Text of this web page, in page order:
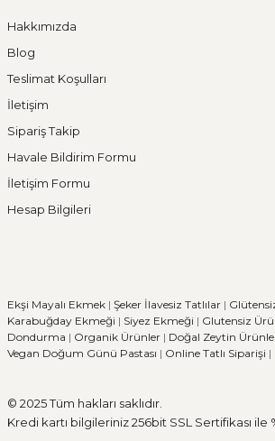
Hakkımızda
Blog
Teslimat Koşulları
İletişim
Sipariş Takip
Havale Bildirim Formu
İletişim Formu
Hesap Bilgileri
Ekşi Mayalı Ekmek | Şeker İlavesiz Tatlılar |
Karabuğday Ekmeği | Siyez Ekmeği | Glutensiz
Dondurma | Organik Ürünler | Doğal Zeytin
Vegan Doğum Günü Pastası | Online Tatlı Siparişi |
© 2025 Tüm hakları saklıdır.
Kredi kartı bilgileriniz 256bit SSL Sertifikası ile